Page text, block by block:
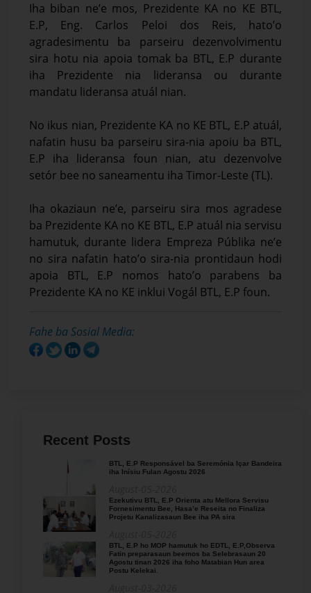
Iha biban ne’e mos, Prezidente KA no KE BTL,
E.P, Eng. Carlos Peloi dos Reis, hato’o
agradesimentu ba parseiru dezenvolvimentu
sira hotu nia apoia tomak ba BTL, E.P durante
iha Prezidente nia lideransa ou durante
mandatu lideransa atuál nian.
No ikus nian, Prezidente KA no KE BTL, E.P atuál,
nafatin husu ba parseiru sira-nia apoiu ba BTL,
E.P iha lideransa foun nian, atu dezenvolve
setór bee no saneamentu iha Timor-Leste (TL).
Iha okaziaun ne’e, parseiru sira mos agradese
ba Prezidente KA no KE BTL, E.P atuál nia servisu
hamutuk, durante lidera Empreza Públika ne’e
no sira nafatin hato’o sira-nia prontidaun hodi
apoia BTL, E.P nomos hato’o parabens ba
Prezidente KA no KE inklui Vogál BTL, E.P foun.
Fahe ba Sosial Media:
Recent Posts
BTL, E.P Responsável ba Seremónia Içar Bandeira
iha Inísiu Fulan Agostu 2026
Ezekutivu BTL, E.P Orienta atu Mellora Servisu
Fornesimentu Bee, Hasa’e Reseita no Finaliza
Projetu Kanalizasaun Bee iha PA sira
BTL, E.P ho MOP hamutuk ho EDTL, E.P,Observa
Fatin preparasaun beemos ba Selebrasaun 20
Agostu tinan 2026 iha foho Matabian Hun area
Postu Kelekai.